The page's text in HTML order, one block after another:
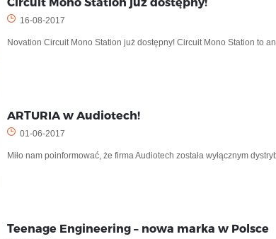
16-08-2017
Novation Circuit Mono Station już dostępny! Circuit Mono Station to
ARTURIA w Audiotech!
01-06-2017
Miło nam poinformować, że firma Audiotech została wyłącznym
Teenage Engineering – nowa marka w Polsce